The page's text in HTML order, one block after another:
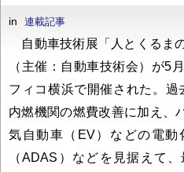
in 連載記事
自動車技術展「人とくるま
（主催：自動車技術会）が5
フィコ横浜で開催された。過
内燃機関の燃費改善に加え、
気自動車（EV）などの電動
（ADAS）などを見据えて